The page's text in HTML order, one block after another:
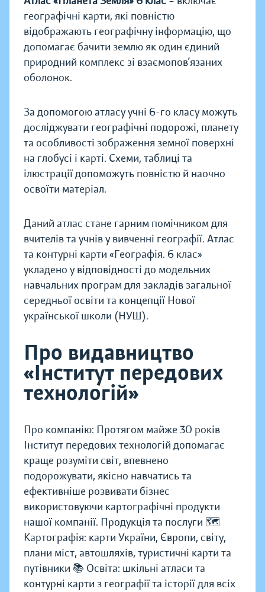
географічні карти, які повністю
відображають географічну інформацію, що
допомагає бачити землю як один єдиний
природний комплекс зі взаємопов’язаних
оболонок.
За допомогою атласу учні 6-го класу можуть
досліджувати географічні подорожі, планету
та особливості зображення земної поверхні
на глобусі і карті. Схеми, таблиці та
ілюстрації допоможуть повністю й наочно
освоїти матеріал.
Даний атлас стане гарним помічником для
вчителів та учнів у вивченні географії. Атлас
та контурні карти «Географія. 6 клас»
укладено у відповідності до модельних
навчальних програм для закладів загальної
середньої освіти та концепції Нової
української школи (НУШ).
Про видавництво
«Інститут передових
технологій»
Про компанію: Протягом майже 30 років
Інститут передових технологій допомагає
краще розуміти світ, впевнено
подорожувати, якісно навчатись та
ефективніше розвивати бізнес
використовуючи картографічні продукти
нашої компанії. Продукція та послуги 🗺️
Картографія: карти України, Європи, світу,
плани міст, автошляхів, туристичні карти та
путівники 📚 Освіта: шкільні атласи та
контурні карти з географії та історії для всіх